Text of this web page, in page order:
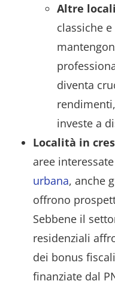
Altre
classiche
diventa
investe a
Località in
aree
urbana, anche
offrono
Sebbene il
residenziali
dei bonus
finanziate dal